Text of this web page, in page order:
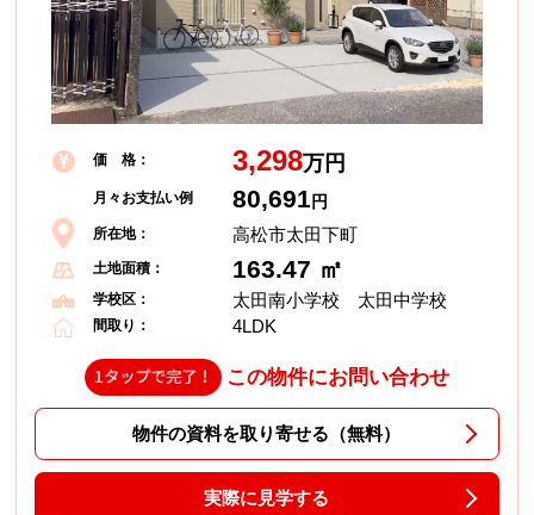
価 格： 3,298万円
月々お支払い例 80,691円
所在地： 高松市太田下町
土地面積： 163.47 ㎡
学校区： 太田南小学校 太田中学校
間取り： 4LDK
この物件にお問い合わせ
物件の資料を取り寄せる（無料）
実際に見学する